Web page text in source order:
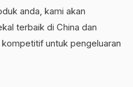
anda, kami akan
terbaik di China dan
untuk pengeluaran